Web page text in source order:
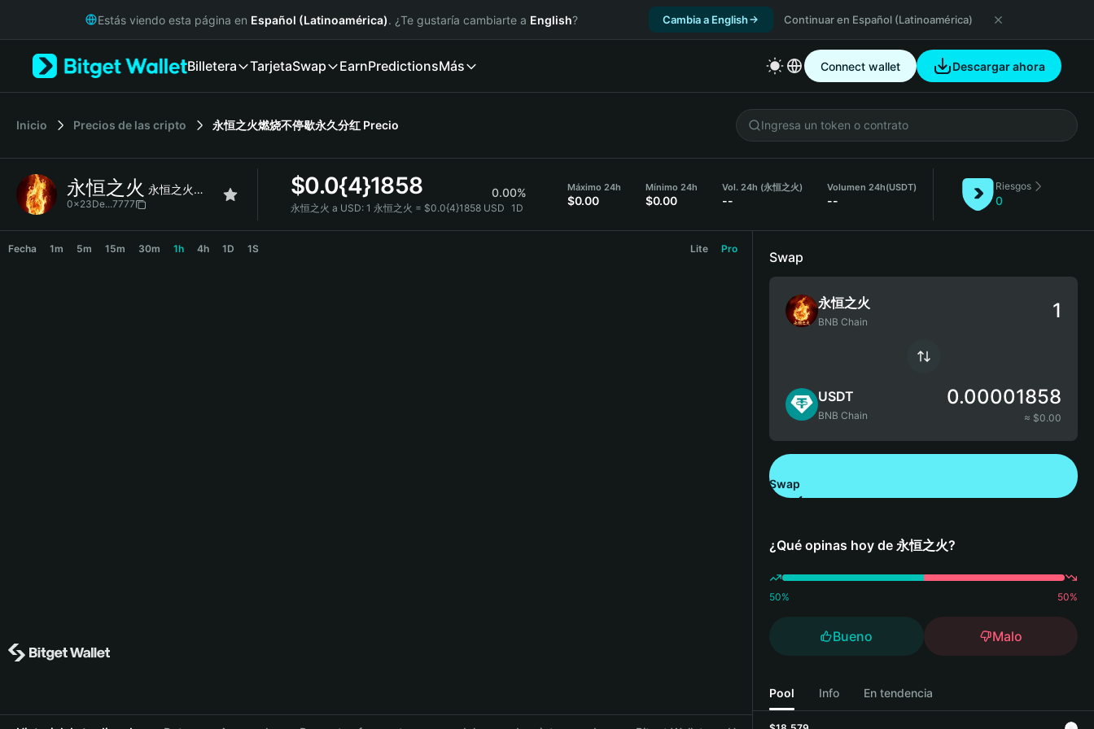
Русский
Italiano
简体中文
繁體中文
Bahasa Indonesia
Estás viendo esta página en Español (Latinoamérica). ¿Te gustaría cambiarte a English? Cambia a English Continuar en Español (Latinoamérica)
Billetera TarjetaSwap EarnPredictionsMás Connect wallet Descargar ahora
Inicio Precios de las cripto 永恒之火燃烧不停歇永久分红 Precio
永恒之火 永恒之火燃烧不停歇永久分红
0x23De...7777
$0.0{4}1858 0.00%
永恒之火 a USD: 1 永恒之火 = $0.0{4}1858 USD 1D
Máximo 24h
$0.00
Mínimo 24h
$0.00
Vol. 24h (永恒之火)
--
Volumen 24h(USDT)
--
Riesgos
0
Fecha 1m 5m 15m 30m 1h 4h 1D 1S Lite Pro
Swap
永恒之火
BNB Chain
USDT
BNB Chain
0.00001858
≈ $0.00
Swap
¿Qué opinas hoy de 永恒之火?
50% 50%
Bueno Malo
Pool Info En tendencia